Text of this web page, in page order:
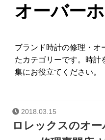
オーバー
ブランド時計の修理・オ
たカテゴリーです。時計
集にお役立てください。
2018.03.15
ロレックスのオ